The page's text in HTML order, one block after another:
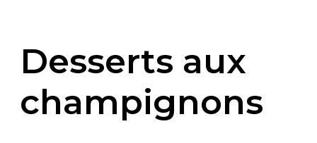
Desserts aux
champignons